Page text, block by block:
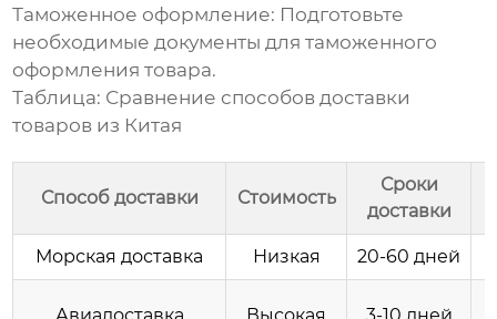
Таможенное оформление: Подготовьте
необходимые документы для таможенного
оформления товара.
Таблица: Сравнение способов доставки
товаров из Китая
Способ доставки Стоимость
Сроки
доставки
Морская доставка Низкая 20-60 дней